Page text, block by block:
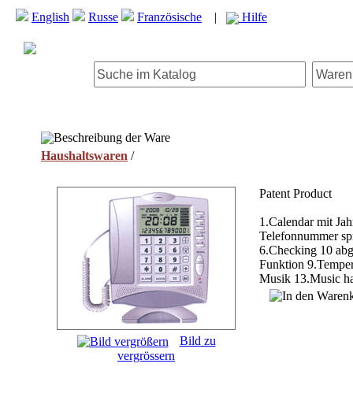
English Russe Französische | Hilfe
Beschreibung der Ware
Haushaltswaren /
Bild zu
vergrössern
Patent Product
1.Calendar mit
Telefonnummer
6.Checking 10
Funktion
Musik 13.Music